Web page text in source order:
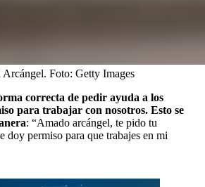
Arcángel. Foto: Getty Images
correcta de pedir ayuda a los
para trabajar con nosotros. Esto se
: “Amado arcángel, te pido tu
doy permiso para que trabajes en mi